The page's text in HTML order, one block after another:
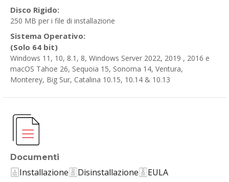
Disco Rigido:
250 MB per i file di installazione
Sistema Operativo:
(Solo 64 bit)
Windows 11, 10, 8.1, 8, Windows Server 2022, 2019 , 2016 e
macOS Tahoe 26, Sequoia 15, Sonoma 14, Ventura,
Monterey, Big Sur, Catalina 10.15, 10.14 & 10.13
Documenti
Installazione Disinstallazione
EULA